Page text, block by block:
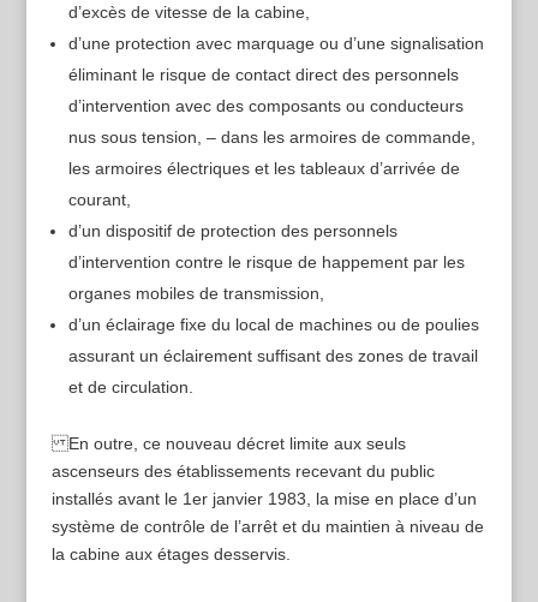
d’excès de vitesse de la cabine,
d’une protection avec marquage ou d’une signalisation
éliminant le risque de contact direct des personnels
d’intervention avec des composants ou conducteurs
nus sous tension, – dans les armoires de commande,
les armoires électriques et les tableaux d’arrivée de
courant,
d’un dispositif de protection des personnels
d’intervention contre le risque de happement par les
organes mobiles de transmission,
d’un éclairage fixe du local de machines ou de poulies
assurant un éclairement suffisant des zones de travail
et de circulation.
En outre, ce nouveau décret limite aux seuls
ascenseurs des établissements recevant du public
installés avant le 1er janvier 1983, la mise en place d’un
système de contrôle de l’arrêt et du maintien à niveau de
la cabine aux étages desservis.